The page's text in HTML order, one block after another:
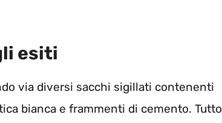
esiti
via diversi sacchi sigillati contenenti
bianca e frammenti di cemento. Tutto